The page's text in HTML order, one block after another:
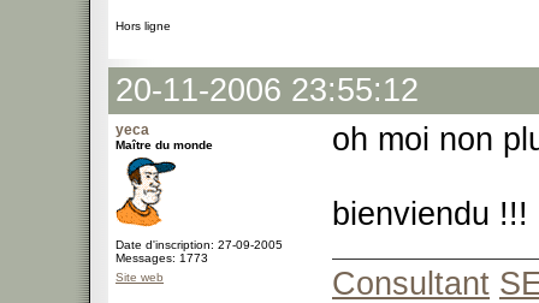
Hors ligne
20-11-2006 23:55:12
yeca
Maître du monde
Date d'inscription: 27-09-2005
Messages: 1773
Site web
oh moi non
bienviendu !!!
Consultant